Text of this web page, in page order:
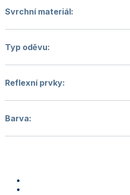
Svrchní materiál:
Typ oděvu:
Reflexní prvky:
Barva: